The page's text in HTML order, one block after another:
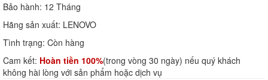
Bảo hành: 12 Tháng
Hãng sản xuất: LENOVO
Tình trạng: Còn hàng
Cam kết: Hoàn tiền 100%(trong vòng 30 ngày) nếu quý khách
không hài lòng với sản phẩm hoặc dịch vụ